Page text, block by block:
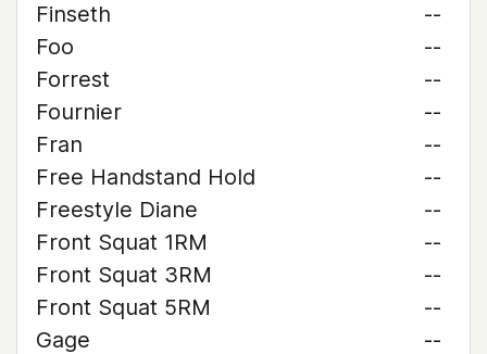
Finseth
--
Foo
--
Forrest
--
Fournier
--
Fran
--
Free Handstand Hold
--
Freestyle Diane
--
Front Squat 1RM
--
Front Squat 3RM
--
Front Squat 5RM
--
Gage
--